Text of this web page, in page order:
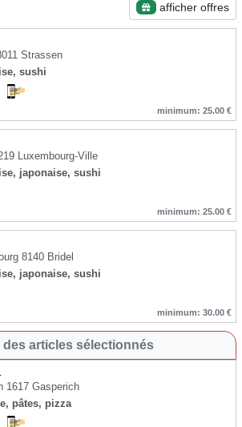
afficher offres
Strassen
sushi
minimum: 25.00 €
Luxembourg-Ville
japonaise, sushi
minimum: 25.00 €
8140 Bridel
japonaise, sushi
minimum: 30.00 €
des articles sélectionnés
1617 Gasperich
pâtes, pizza